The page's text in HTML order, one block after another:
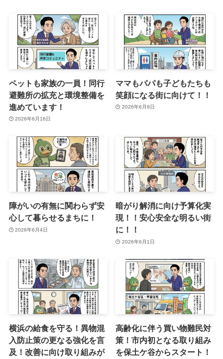
ペットも家族の一員！同行
避難所の拡充と環境整備を
進めています！
2026年6月16日
ママもパパも子どもたちも
笑顔になる街に向けて！！
2026年6月8日
障がいの有無に関わらず安
心して暮らせるまちに！
2026年6月4日
暗がり解消に向け予算化実
現！！安心安全な明るい街
に！！
2026年6月1日
横浜の給食を守る！異物混
入防止策の更なる強化を言
及！改善に向け取り組みが
高齢化に伴う買い物難民対
策！市内初となる取り組み
を保土ケ谷からスタート！